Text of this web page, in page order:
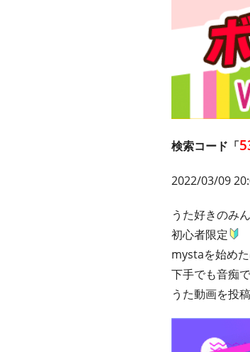
検索コード「
2022/03/09
うた好きのみ
初心者限定
mystaを始め
下手でも音痴
うた動画を投